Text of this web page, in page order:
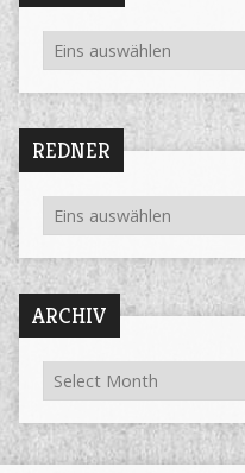
REDNER
ARCHIV